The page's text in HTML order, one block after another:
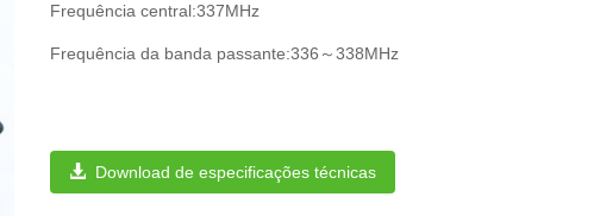
Frequência central:337MHz
Frequência da banda passante:336～338MHz
Download de especificações técnicas